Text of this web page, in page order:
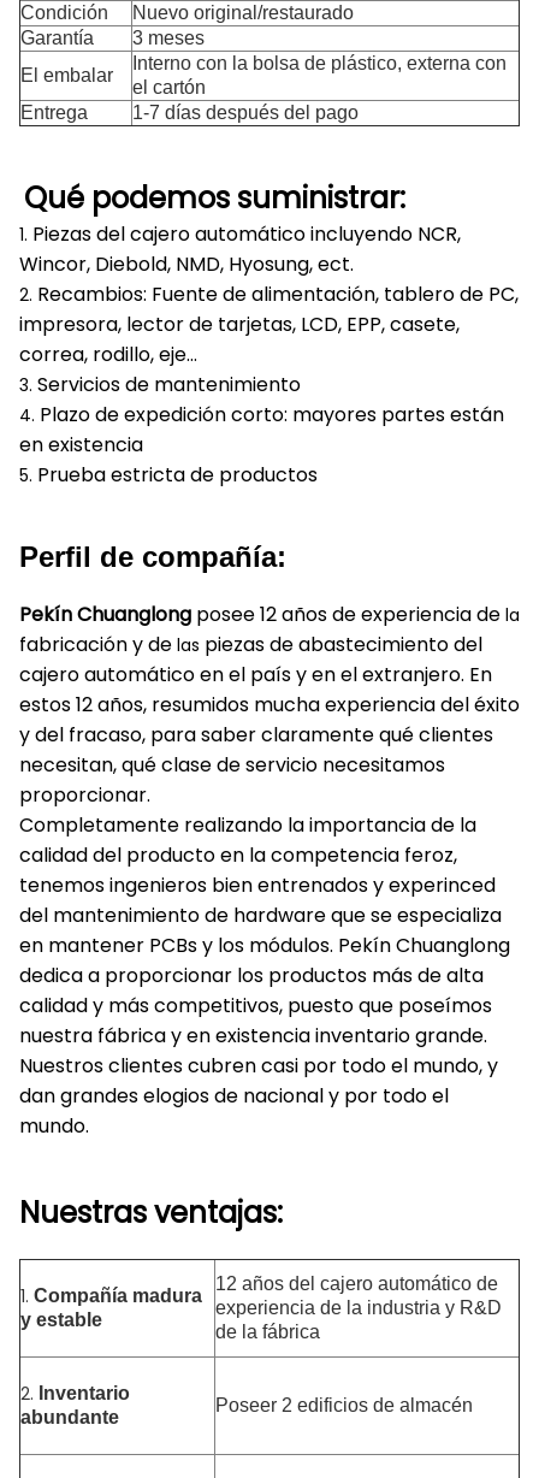
Condición
Nuevo original/restaurado
Garantía
3 meses
El embalar
Interno con la bolsa de plástico, externa con
el cartón
Entrega
1-7 días después del pago
Qué podemos suministrar:
1. Piezas del cajero automático incluyendo NCR,
Wincor, Diebold, NMD, Hyosung, ect.
2. Recambios: Fuente de alimentación, tablero de PC,
impresora, lector de tarjetas, LCD, EPP, casete,
correa, rodillo, eje…
3. Servicios de mantenimiento
4. Plazo de expedición corto: mayores partes están
en existencia
5. Prueba estricta de productos
Perfil de compañía:
Pekín Chuanglong posee 12 años de experiencia de la
fabricación y de las piezas de abastecimiento del
cajero automático en el país y en el extranjero. En
estos 12 años, resumidos mucha experiencia del éxito
y del fracaso, para saber claramente qué clientes
necesitan, qué clase de servicio necesitamos
proporcionar.
Completamente realizando la importancia de la
calidad del producto en la competencia feroz,
tenemos ingenieros bien entrenados y experinced
del mantenimiento de hardware que se especializa
en mantener PCBs y los módulos. Pekín Chuanglong
dedica a proporcionar los productos más de alta
calidad y más competitivos, puesto que poseímos
nuestra fábrica y en existencia inventario grande.
Nuestros clientes cubren casi por todo el mundo, y
dan grandes elogios de nacional y por todo el
mundo.
Nuestras ventajas:
1. Compañía madura
y estable
12 años del cajero automático de
experiencia de la industria y R&D
de la fábrica
2. Inventario
abundante
Poseer 2 edificios de almacén